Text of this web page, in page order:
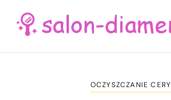
OCZYSZCZANIE CERY